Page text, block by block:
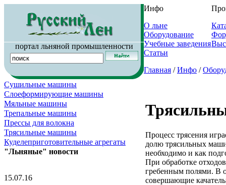
портал льняной промышленности
Инфо
О льне
Оборудование
Учебные заведения
Статьи
Главная /Инфо /
Сушильные машины
Слоеформирующие машины
Мяльные машины
Трепальные машины
Прессы для волокна
Трясильные машины
Куделеприготовительные агрегаты
"Льняные" новости
15.07.16
Процесс трясения
долю трясильных
необходимо и как
При обработке
гребенным полями. В
совершающие